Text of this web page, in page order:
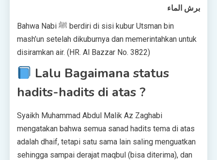
برش الماء
Bahwa Nabi ﷺ berdiri di sisi kubur Utsman bin
mash’un setelah dikuburnya dan memerintahkan untuk
disiramkan air. (HR. Al Bazzar No. 3822)
Lalu Bagaimana status
hadits-hadits di atas ?
Syaikh Muhammad Abdul Malik Az Zaghabi
mengatakan bahwa semua sanad hadits tema di atas
adalah dhaif, tetapi satu sama lain saling menguatkan
sehingga sampai derajat maqbul (bisa diterima), dan